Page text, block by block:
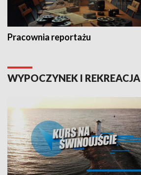
Pracownia reportażu
WYPOCZYNEK I REKREACJA